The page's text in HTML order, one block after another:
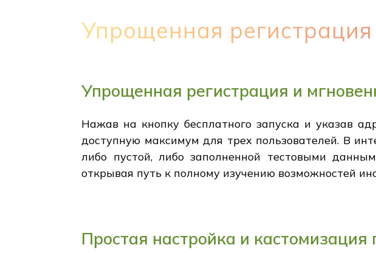
Упрощенная
Упрощенная регистрация и
Нажав на кнопку бесплатного запуска и указав
доступную максимум для трех пользователей. В
либо пустой, либо заполненной тестовыми
открывая путь к полному изучению возможностей
Простая настройка и кастомизация